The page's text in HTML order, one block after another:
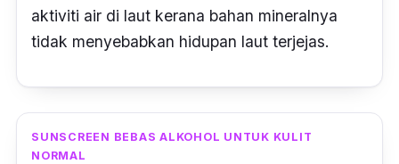
aktiviti air di laut kerana bahan mineralnya
tidak menyebabkan hidupan laut terjejas.
SUNSCREEN BEBAS ALKOHOL UNTUK KULIT
NORMAL